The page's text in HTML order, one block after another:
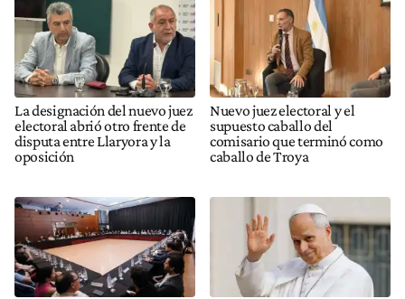
La designación del nuevo juez
electoral abrió otro frente de
disputa entre Llaryora y la
oposición
Nuevo juez electoral y el
supuesto caballo del
comisario que terminó como
caballo de Troya